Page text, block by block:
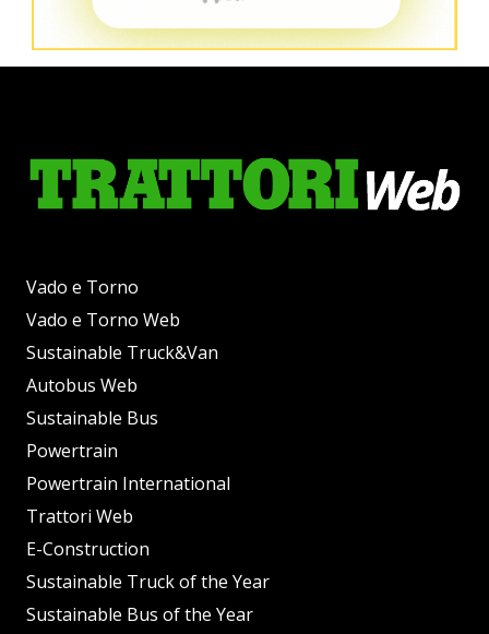
Vado e Torno
Vado e Torno Web
Sustainable Truck&Van
Autobus Web
Sustainable Bus
Powertrain
Powertrain International
Trattori Web
E-Construction
Sustainable Truck of the Year
Sustainable Bus of the Year